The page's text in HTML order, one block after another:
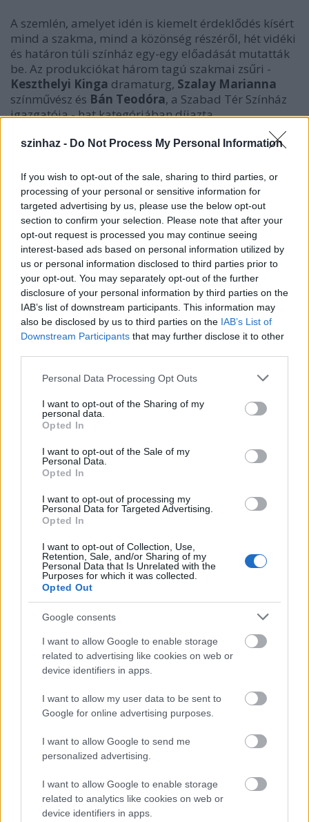
szinhaz - Do Not Process My Personal Information
If you wish to opt-out of the sale, sharing to third parties, or
processing of your personal or sensitive information for
targeted advertising by us, please use the below opt-out
section to confirm your selection. Please note that after your
opt-out request is processed you may continue seeing
interest-based ads based on personal information utilized by
us or personal information disclosed to third parties prior to
your opt-out. You may separately opt-out of the further
disclosure of your personal information by third parties on the
IAB’s list of downstream participants. This information may
also be disclosed by us to third parties on the IAB’s List of
Downstream Participants that may further disclose it to other
Please note that this website/app uses one or more Google
not limited to your visit or usage behaviour. You may click to
grant or deny consent to Google and its third-party tags to
use your data for below specified purposes in below Google
consent section.
Personal Data Processing Opt Outs
I want to opt-out of the Sharing of my
personal data.
Opted In
I want to opt-out of the Sale of my
Personal Data.
Opted In
I want to opt-out of processing my
Personal Data for Targeted Advertising.
Opted In
I want to opt-out of Collection, Use,
Retention, Sale, and/or Sharing of my
Personal Data that Is Unrelated with the
Purposes for which it was collected.
Opted Out
Google consents
I want to allow Google to enable storage
related to advertising like cookies on web or
device identifiers in apps.
I want to allow my user data to be sent to
Google for online advertising purposes.
I want to allow Google to send me
personalized advertising.
I want to allow Google to enable storage
related to analytics like cookies on web or
device identifiers in apps.
A szemlén, amelyet idén is kiemelt érdeklődés kísért
mind a szakma, mind a közönség részéről, hét vidéki
és határon túli színház egy-egy előadását mutatták
be. Az produkciókat három tagú szakmai zsűri -
Keszthelyi Kinga dramaturg, Szalay Marianna
színművész és Bán Teodóra, a Szabad Tér Színház
igazgatója - hat kategóriában díjazta.
A tanítónő(fotó: mnsz.eu)
A legjobb előadás díját a Miskolci Nemzeti Színház
kapta, a darab főszereplője,Lovas Rozi
alakításáért
pedig elnyerte a legjobb női főszereplőnek járó díjat.
A legjobb férfi főszereplőnekEperjes Károlyt
választották a Veszprémi Petőfi Színház
előadásában nyújtott alakításáért. A legjobb
mellékszereplőSarkadi Kiss János, a kaposvári
Csiky Gergely SzínházHippolyt, a lakájcímű
előadásában megformált szerepéért.
Kokan Mladenovicskapta
az Újvidéki SzínházOpera Ultimacímű előadásának
koncepciójáért és formabontó színházi nyelvezetéért.
A különdíjat a zsűriCzukor Balázsnak
Khaled-
Abdo Szaidának
ítélte oda aMágnás Miska
nagyoperett átírásáért. A darabot a szombathelyi
Weöres Sándor Színház mutatta be a szemlén.
A nézők az idén is szavazhattak a színház honlapján
a legjobb előadásra. 426 szavazat érkezett, a nyertes